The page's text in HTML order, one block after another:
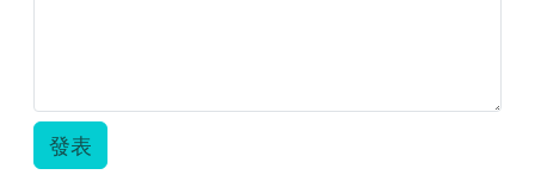
發表